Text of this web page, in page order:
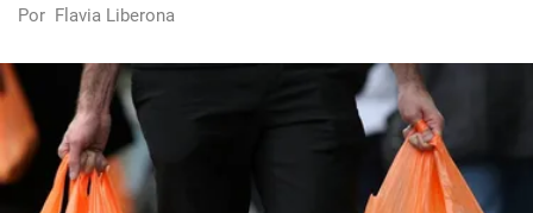
Por Flavia Liberona